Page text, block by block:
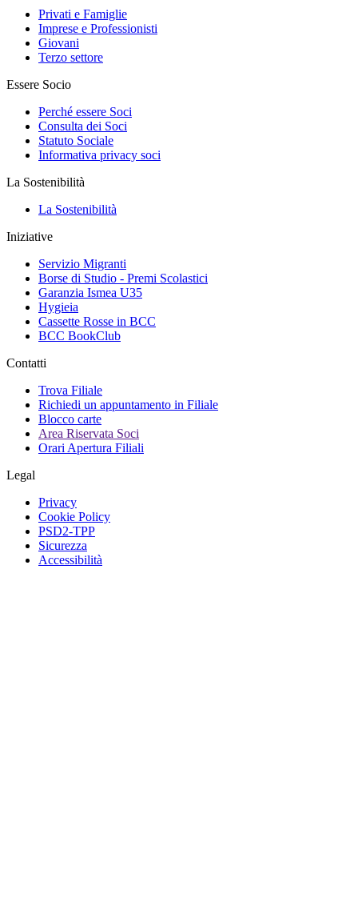
Privati e Famiglie
Imprese e Professionisti
Giovani
Terzo settore
Essere Socio
Perché essere Soci
Consulta dei Soci
Statuto Sociale
Informativa privacy soci
La Sostenibilità
La Sostenibilità
Iniziative
Servizio Migranti
Borse di Studio - Premi Scolastici
Garanzia Ismea U35
Hygieia
Cassette Rosse in BCC
BCC BookClub
Contatti
Trova Filiale
Richiedi un appuntamento in Filiale
Blocco carte
Area Riservata Soci
Orari Apertura Filiali
Legal
Privacy
Cookie Policy
PSD2-TPP
Sicurezza
Accessibilità